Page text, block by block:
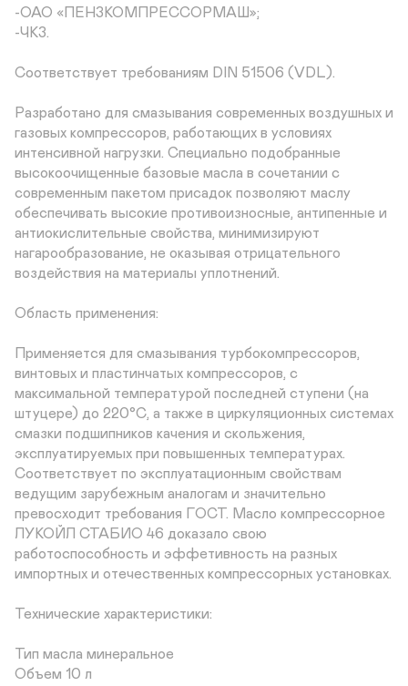
-ОАО «ПЕНЗКОМПРЕССОРМАШ»;
-ЧКЗ.
Соответствует требованиям DIN 51506 (VDL).
Разработано для смазывания современных воздушных и
газовых компрессоров, работающих в условиях
интенсивной нагрузки. Специально подобранные
высокоочищенные базовые масла в сочетании с
современным пакетом присадок позволяют маслу
обеспечивать высокие противоизносные, антипенные и
антиокислительные свойства, минимизируют
нагарообразование, не оказывая отрицательного
воздействия на материалы уплотнений.
Область применения:
Применяется для смазывания турбокомпрессоров,
винтовых и пластинчатых компрессоров, с
максимальной температурой последней ступени (на
штуцере) до 220°С, а также в циркуляционных системах
смазки подшипников качения и скольжения,
эксплуатируемых при повышенных температурах.
Соответствует по эксплуатационным свойствам
ведущим зарубежным аналогам и значительно
превосходит требования ГОСТ. Масло компрессорное
ЛУКОЙЛ СТАБИО 46 доказало свою
работоспособность и эффетивность на разных
импортных и отечественных компрессорных установках.
Технические характеристики:
Тип масла минеральное
Объем 10 л